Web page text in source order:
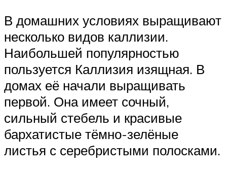
В домашних условиях выращивают
несколько видов каллизии.
Наибольшей популярностью
пользуется Каллизия изящная. В
домах её начали выращивать
первой. Она имеет сочный,
сильный стебель и красивые
бархатистые тёмно-зелёные
листья с серебристыми полосками.